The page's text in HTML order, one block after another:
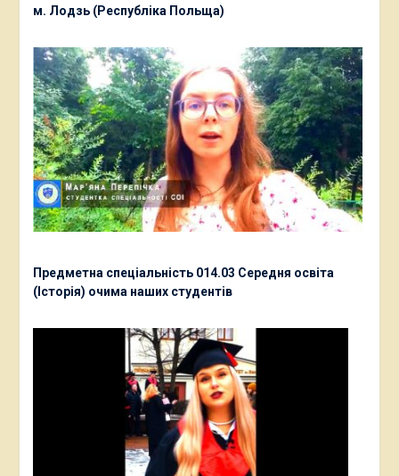
м. Лодзь (Республіка Польща)
Предметна спеціальність 014.03 Середня освіта
(Історія) очима наших студентів